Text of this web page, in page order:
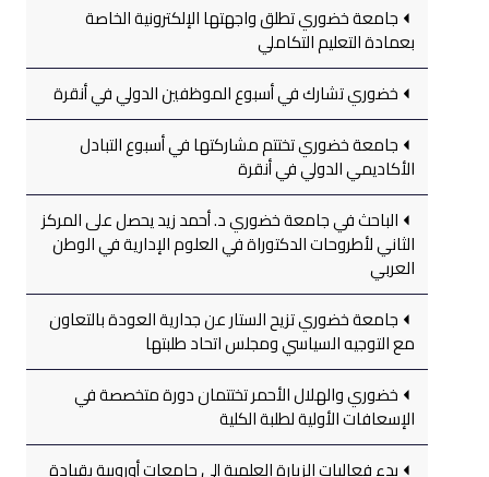
جامعة خضوري تطلق واجهتها الإلكترونية الخاصة
بعمادة التعليم التكاملي
خضوري تشارك في أسبوع الموظفين الدولي في أنقرة
جامعة خضوري تختتم مشاركتها في أسبوع التبادل
الأكاديمي الدولي في أنقرة
الباحث في جامعة خضوري د. أحمد زيد يحصل على المركز
الثاني لأطروحات الدكتوراة في العلوم الإدارية في الوطن
العربي
جامعة خضوري تزيح الستار عن جدارية العودة بالتعاون
مع التوجيه السياسي ومجلس اتحاد طلبتها
خضوري والهلال الأحمر تختتمان دورة متخصصة في
الإسعافات الأولية لطلبة الكلية
بدء فعاليات الزيارة العلمية إلى جامعات أوروبية بقيادة